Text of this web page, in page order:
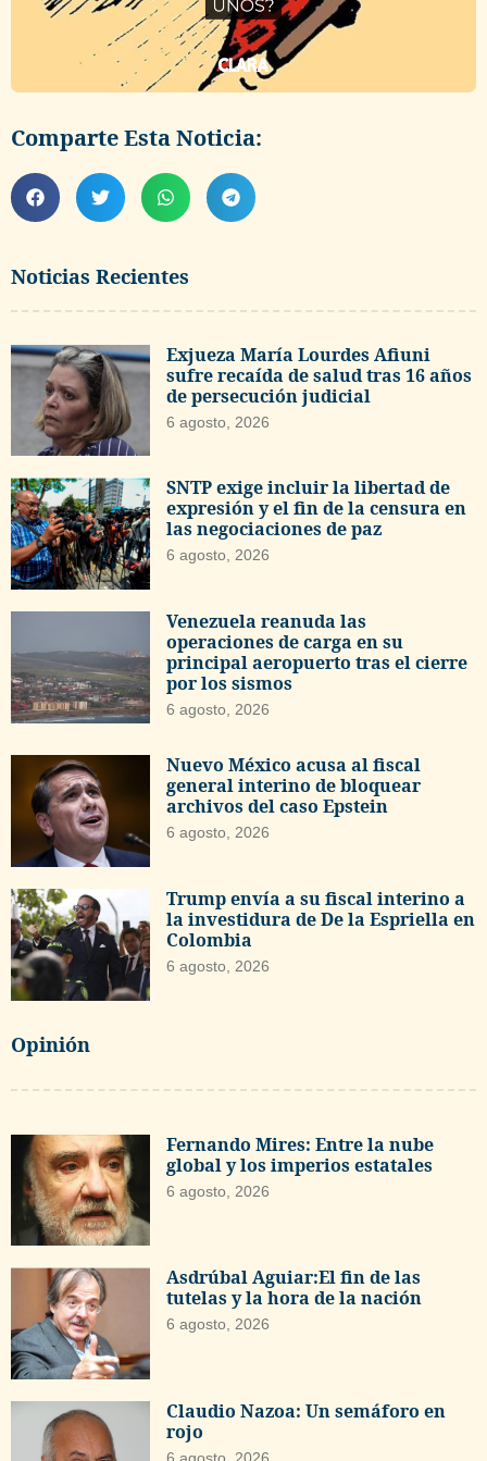
Noticias Recientes
Exjueza María Lourdes Afiuni
sufre recaída de salud tras 16 años
de persecución judicial
6 agosto, 2026
SNTP exige incluir la libertad de
expresión y el fin de la censura en
las negociaciones de paz
6 agosto, 2026
Venezuela reanuda las
operaciones de carga en su
principal aeropuerto tras el cierre
por los sismos
6 agosto, 2026
Nuevo México acusa al fiscal
general interino de bloquear
archivos del caso Epstein
6 agosto, 2026
Trump envía a su fiscal interino a
la investidura de De la Espriella en
Colombia
6 agosto, 2026
Opinión
Fernando Mires: Entre la nube
global y los imperios estatales
6 agosto, 2026
Asdrúbal Aguiar:El fin de las
tutelas y la hora de la nación
6 agosto, 2026
Claudio Nazoa: Un semáforo en
rojo
Comparte Esta Noticia: